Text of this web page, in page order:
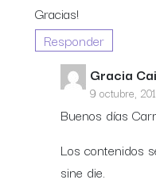
Gracias!
Responder
Gracia
9 octubre,
Buenos días
Los contenidos
sine die.